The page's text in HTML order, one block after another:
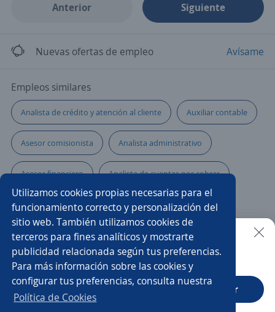
Utilizamos cookies propias necesarias para el
funcionamiento correcto y personalización del
sitio web. También utilizamos cookies de
terceros para fines analíticos y mostrarte
publicidad relacionada según tus preferencias.
Para más información sobre las cookies y
configurar tus preferencias, consulta nuestra
Política de Cookies
Anterior Siguiente
Nuevas ofertas de empleo Avísame
Empleos similares
Analista de crédito y atención al cliente Auxiliar contable
Asesor comisionista Analista administrativo
Asesor financiero Analista de cuentas por cobrar
Promotor/a asesor de créditos Analista de costos
Analista de cobranzas Especialista de nóminas
Asesor/a de ventas Especialista en contabilidad
Analista financiero
Buscar es más fácil en la app
CT App Abrir